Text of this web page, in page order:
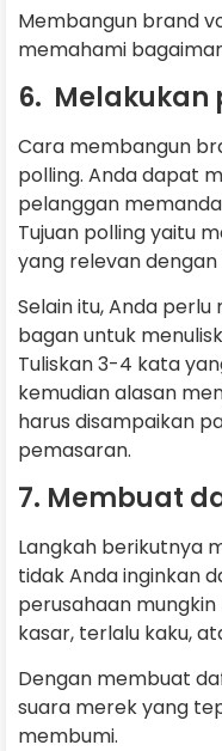
Membangun brand
memahami
6. Melakukan
Cara membangun
polling. Anda dapat
pelanggan
Tujuan polling yaitu
yang relevan
Selain itu, Anda
bagan untuk
Tuliskan 3-4 kata
kemudian alasan
harus disampaikan
pemasaran.
7. Membuat
Langkah berikutnya
tidak Anda inginkan
perusahaan
kasar, terlalu kaku,
Dengan membuat
suara merek yang
membumi.